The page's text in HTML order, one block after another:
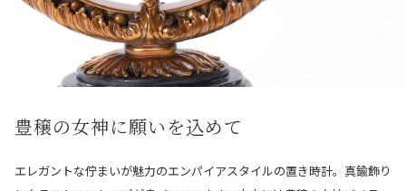
豊穣の女神に願いを込めて
エレガントな佇まいが魅力のエンパイアスタイルの置き時計。真鍮飾り